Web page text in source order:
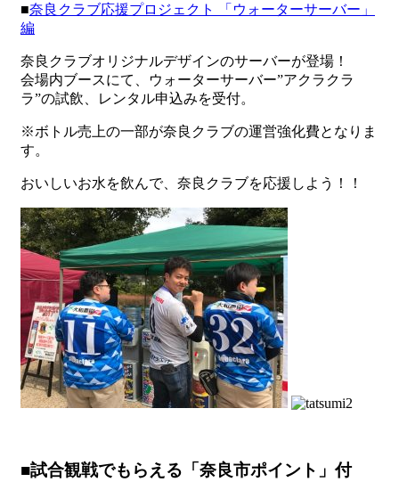
■奈良クラブ応援プロジェクト 「ウォーターサーバー」
編
奈良クラブオリジナルデザインのサーバーが登場！
会場内ブースにて、ウォーターサーバー”アクラクラ
ラ”の試飲、レンタル申込みを受付。
※ボトル売上の一部が奈良クラブの運営強化費となりま
す。
おいしいお水を飲んで、奈良クラブを応援しよう！！
■試合観戦でもらえる「奈良市ポイント」付